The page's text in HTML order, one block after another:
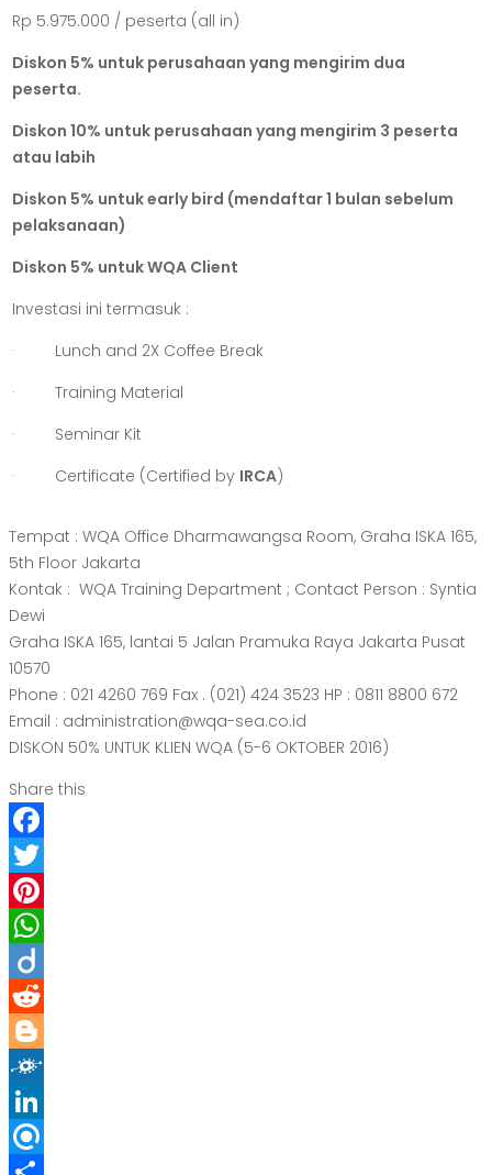
Rp 5.975.000 / peserta (all in)
Diskon 5% untuk perusahaan yang mengirim dua
peserta.
Diskon 10% untuk perusahaan yang mengirim 3 peserta
atau labih
Diskon 5% untuk early bird (mendaftar 1 bulan sebelum
pelaksanaan)
Diskon 5% untuk WQA Client
Investasi ini termasuk :
· Lunch and 2X Coffee Break
· Training Material
· Seminar Kit
· Certificate (Certified by IRCA)
Tempat : WQA Office Dharmawangsa Room, Graha ISKA 165,
5th Floor Jakarta
Kontak : WQA Training Department ; Contact Person : Syntia
Dewi
Graha ISKA 165, lantai 5 Jalan Pramuka Raya Jakarta Pusat
10570
Phone : 021 4260 769 Fax . (021) 424 3523 HP : 0811 8800 672
Email : administration@wqa-sea.co.id
DISKON 50% UNTUK KLIEN WQA (5-6 OKTOBER 2016)
Share this
Facebook
Twitter
Pinterest
WhatsApp
Diigo
Reddit
Blogger
Folkd
LinkedIn